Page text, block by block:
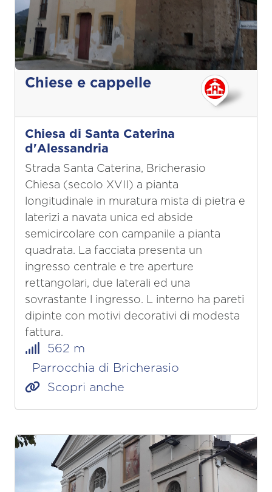
Chiese e cappelle
Chiesa di Santa Caterina
d'Alessandria
Strada Santa Caterina, Bricherasio
Chiesa (secolo XVII) a pianta
longitudinale in muratura mista di pietra e
laterizi a navata unica ed abside
semicircolare con campanile a pianta
quadrata. La facciata presenta un
ingresso centrale e tre aperture
rettangolari, due laterali ed una
sovrastante l ingresso. L interno ha pareti
dipinte con motivi decorativi di modesta
fattura.
562 m
Parrocchia di Bricherasio
Scopri anche